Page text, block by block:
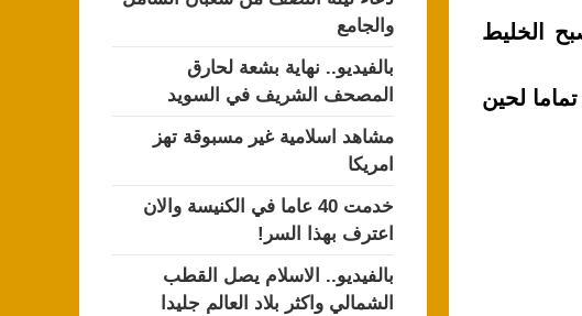
الخليط
لحين
والجامع
بالفيديو.. نهاية بشعة لحارق
المصحف الشريف في السويد
مشاهد اسلامية غير مسبوقة تهز
امريكا
خدمت 40 عاما في الكنيسة والان
اعترف بهذا السر!
بالفيديو.. الاسلام يصل القطب
الشمالي واكثر بلاد العالم جليدا